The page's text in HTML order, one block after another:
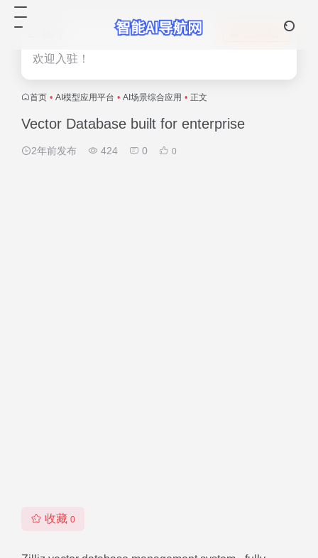
欢迎入驻！
首页 • AI模型应用平台 • AI场景综合应用 • 正文
Vector Database built for enterprise
2年前发布 424 0 0
收藏 0